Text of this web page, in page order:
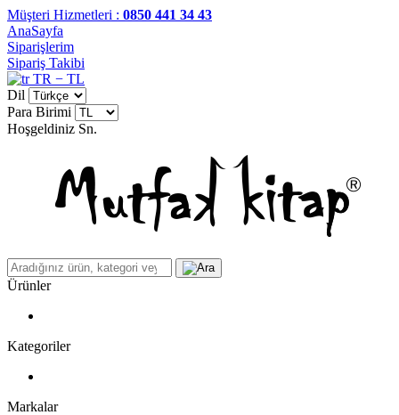
Müşteri Hizmetleri : 0850 441 34 43
AnaSayfa
Siparişlerim
Sipariş Takibi
TR − TL
Dil
Para Birimi
Hoşgeldiniz Sn.
Ürünler
Kategoriler
Markalar